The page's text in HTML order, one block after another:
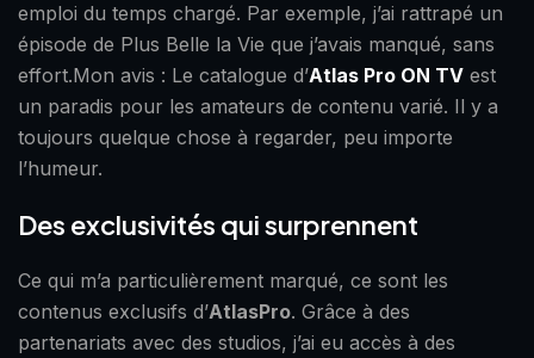
emploi du temps chargé. Par exemple, j’ai rattrapé un
épisode de Plus Belle la Vie que j’avais manqué, sans
effort.Mon avis : Le catalogue d’Atlas Pro ON TV est
un paradis pour les amateurs de contenu varié. Il y a
toujours quelque chose à regarder, peu importe
l’humeur.
Des exclusivités qui surprennent
Ce qui m’a particulièrement marqué, ce sont les
contenus exclusifs d’AtlasPro. Grâce à des
partenariats avec des studios, j’ai eu accès à des